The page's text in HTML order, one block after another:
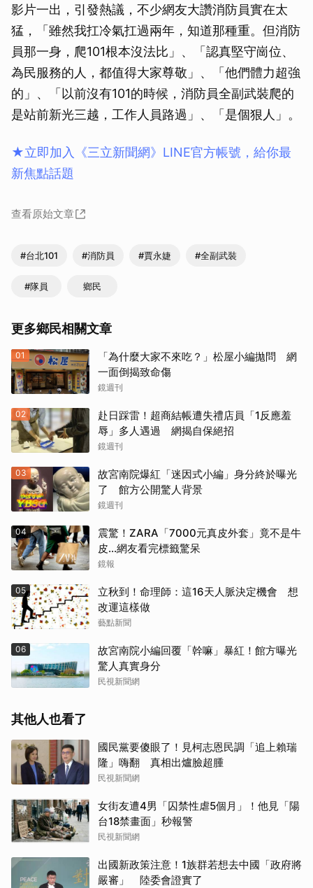
影片一出，引發熱議，不少網友大讚消防員實在太
猛，「雖然我扛冷氣扛過兩年，知道那種重。但消防
員那一身，爬101根本沒法比」、「認真堅守崗位、
為民服務的人，都值得大家尊敬」、「他們體力超強
的」、「以前沒有101的時候，消防員全副武裝爬的
是站前新光三越，工作人員路過」、「是個狠人」。
★立即加入《三立新聞網》LINE官方帳號，給你最
新焦點話題
查看原始文章
#台北101 #消防員 #賈永婕 #全副武裝
#隊員 鄉民
更多鄉民相關文章
01
「為什麼大家不來吃？」松屋小編拋問 網
一面倒揭致命傷
鏡週刊
02
赴日踩雷！超商結帳遭失禮店員「1反應羞
辱」多人遇過 網揭自保絕招
鏡週刊
03
故宮南院爆紅「迷因式小編」身分終於曝光
了 館方公開驚人背景
鏡週刊
04
震驚！ZARA「7000元真皮外套」竟不是牛
皮...網友看完標籤驚呆
鏡報
05
立秋到！命理師：這16天人脈決定機會 想
改運這樣做
藝點新聞
06
故宮南院小編回覆「幹嘛」暴紅！館方曝光
驚人真實身分
民視新聞網
其他人也看了
國民黨要傻眼了！見柯志恩民調「追上賴瑞
隆」嗨翻 真相出爐臉超腫
民視新聞網
女街友遭4男「囚禁性虐5個月」！他見「陽
台18禁畫面」秒報警
民視新聞網
出國新政策注意！1族群若想去中國「政府將
嚴審」 陸委會證實了